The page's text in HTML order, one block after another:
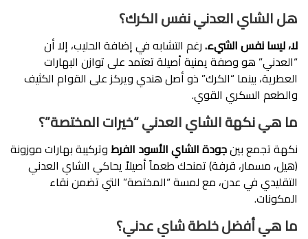
هل الشاي العدني نفس الكرك؟
لا، ليسا نفس الشيء.رغم التشابه في إضافة الحليب، إلا أن
“العدني” هو وصفة يمنية أصيلة تعتمد على توازن البهارات
العطرية، بينما “الكرك” ذو أصل هندي ويركز على القوام الكثيف
والطعم السكري القوي.
ما هي نكهة الشاي العدني “خيرات المختصة”؟
نكهة تجمع بينجودة الشاي الأسود الفرطوتركيبة بهارات موزونة
(هيل، مسمار، قرفة) تمنحك طعماً أصيلاً يحاكي الشاي العدني
التقليدي في عدن، مع لمسة “المختصة” التي تضمن نقاء
المكونات.
ما هي أفضل خلطة شاي عدني؟